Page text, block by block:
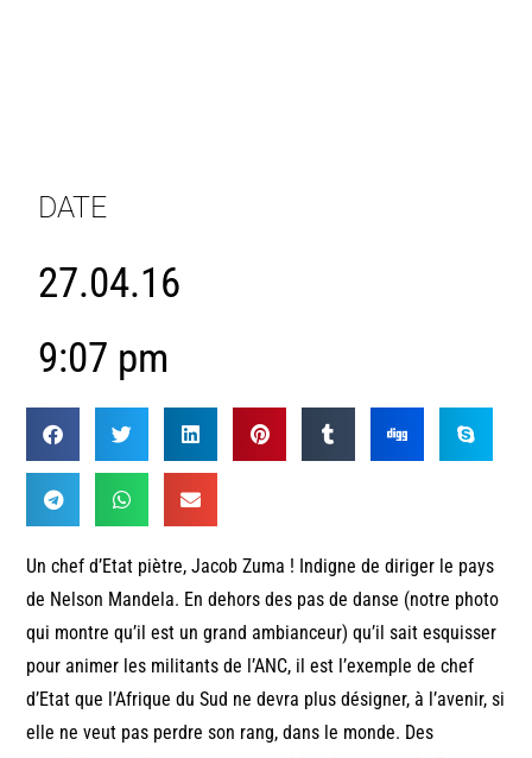
DATE
27.04.16
9:07 pm
Un chef d’Etat piètre, Jacob Zuma ! Indigne de diriger le pays
de Nelson Mandela. En dehors des pas de danse (notre photo
qui montre qu’il est un grand ambianceur) qu’il sait esquisser
pour animer les militants de l’ANC, il est l’exemple de chef
d’Etat que l’Afrique du Sud ne devra plus désigner, à l’avenir, si
elle ne veut pas perdre son rang, dans le monde. Des